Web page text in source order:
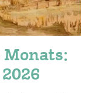
Monats: